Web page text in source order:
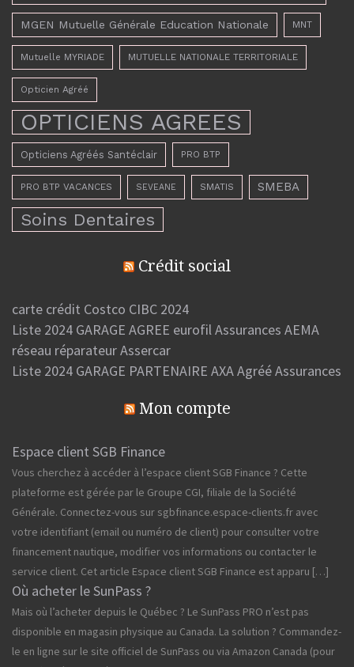
MGEN Mutuelle Générale Education Nationale MNT
Mutuelle MYRIADE MUTUELLE NATIONALE TERRITORIALE
Opticien Agréé
OPTICIENS AGREES
Opticiens Agréés Santéclair PRO BTP
PRO BTP VACANCES SEVEANE SMATIS SMEBA
Soins Dentaires
Crédit social
carte crédit Costco CIBC 2024
Liste 2024 GARAGE AGREE eurofil Assurances AEMA
réseau réparateur Assercar
Liste 2024 GARAGE PARTENAIRE AXA Agréé Assurances
Mon compte
Espace client SGB Finance
Vous cherchez à accéder à l’espace client SGB Finance ? Cette
plateforme est gérée par le Groupe CGI, filiale de la Société
Générale. Connectez-vous sur sgbfinance.espace-clients.fr avec
votre identifiant (email ou numéro de client) pour consulter votre
financement nautique, modifier vos informations ou contacter le
service client. Cet article Espace client SGB Finance est apparu […]
Où acheter le SunPass ?
Mais où l’acheter depuis le Québec ? Le SunPass PRO n’est pas
disponible en magasin physique au Canada. La solution ? Commandez-
le en ligne sur le site officiel de SunPass ou via Amazon Canada (pour